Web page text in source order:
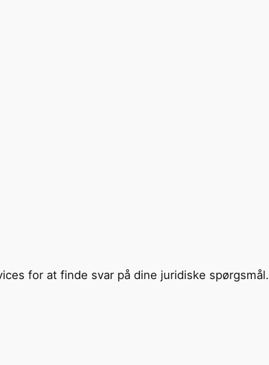
for at finde svar på dine juridiske spørgsmål.